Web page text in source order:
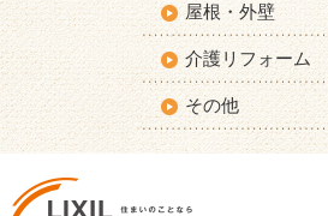
屋根・外壁
介護リフォーム
その他